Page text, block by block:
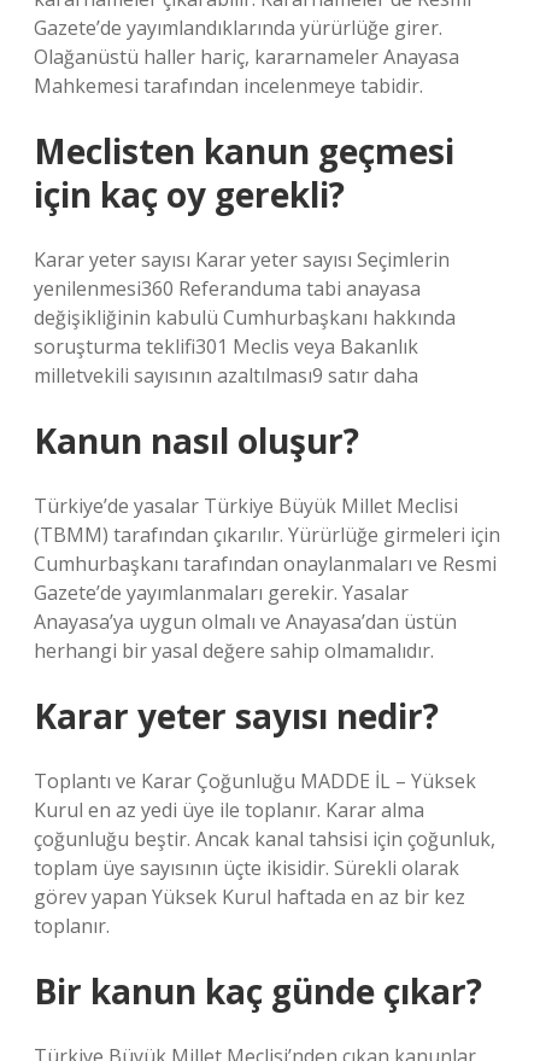
Gazete’de yayımlandıklarında yürürlüğe girer.
Olağanüstü haller hariç, kararnameler Anayasa
Mahkemesi tarafından incelenmeye tabidir.
Meclisten kanun geçmesi
için kaç oy gerekli?
Karar yeter sayısı Karar yeter sayısı Seçimlerin
yenilenmesi360 Referanduma tabi anayasa
değişikliğinin kabulü Cumhurbaşkanı hakkında
soruşturma teklifi301 Meclis veya Bakanlık
milletvekili sayısının azaltılması9 satır daha
Kanun nasıl oluşur?
Türkiye’de yasalar Türkiye Büyük Millet Meclisi
(TBMM) tarafından çıkarılır. Yürürlüğe girmeleri için
Cumhurbaşkanı tarafından onaylanmaları ve Resmi
Gazete’de yayımlanmaları gerekir. Yasalar
Anayasa’ya uygun olmalı ve Anayasa’dan üstün
herhangi bir yasal değere sahip olmamalıdır.
Karar yeter sayısı nedir?
Toplantı ve Karar Çoğunluğu MADDE İL – Yüksek
Kurul en az yedi üye ile toplanır. Karar alma
çoğunluğu beştir. Ancak kanal tahsisi için çoğunluk,
toplam üye sayısının üçte ikisidir. Sürekli olarak
görev yapan Yüksek Kurul haftada en az bir kez
toplanır.
Bir kanun kaç günde çıkar?